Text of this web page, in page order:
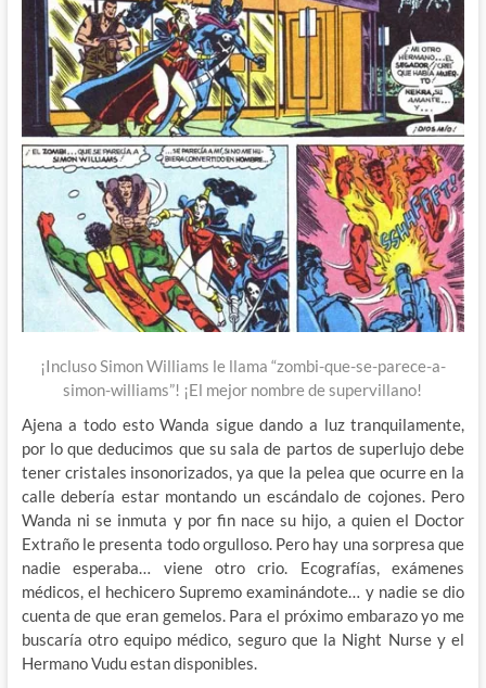
¡Incluso Simon Williams le llama “zombi-que-se-parece-a-
simon-williams”! ¡El mejor nombre de supervillano!
Ajena a todo esto Wanda sigue dando a luz tranquilamente,
por lo que deducimos que su sala de partos de superlujo debe
tener cristales insonorizados, ya que la pelea que ocurre en la
calle debería estar montando un escándalo de cojones. Pero
Wanda ni se inmuta y por fin nace su hijo, a quien el Doctor
Extraño le presenta todo orgulloso. Pero hay una sorpresa que
nadie esperaba… viene otro crio. Ecografías, exámenes
médicos, el hechicero Supremo examinándote… y nadie se dio
cuenta de que eran gemelos. Para el próximo embarazo yo me
buscaría otro equipo médico, seguro que la Night Nurse y el
Hermano Vudu estan disponibles.